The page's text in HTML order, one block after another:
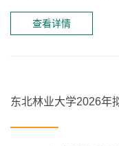
查看详情
东北林业大学2026年